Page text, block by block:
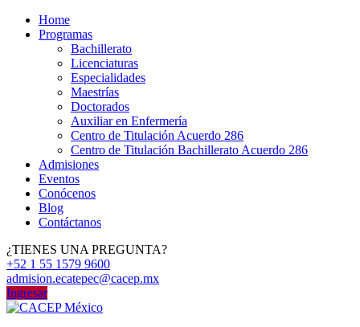
Home
Programas
Bachillerato
Licenciaturas
Especialidades
Maestrías
Doctorados
Auxiliar en Enfermería
Centro de Titulación Acuerdo 286
Centro de Titulación Bachillerato Acuerdo 286
Admisiones
Eventos
Conócenos
Blog
Contáctanos
¿TIENES UNA PREGUNTA?
+52 1 55 1579 9600
admision.ecatepec@cacep.mx
Ingresar